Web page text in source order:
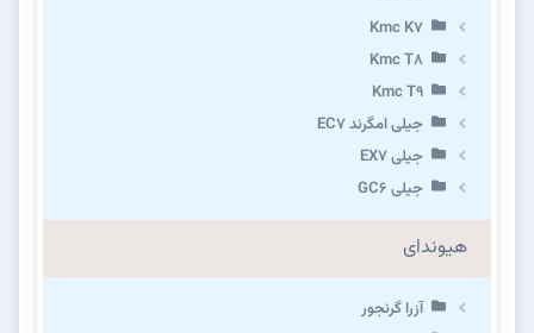
Kmc K7
Kmc T8
Kmc T9
جیلی امگرند EC7
جیلی EX7
جیلی GC6
هیوندای
آزرا گرنجور